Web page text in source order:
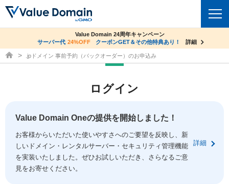
ドメイントップ
ドメイン移管
ドメイン価格一覧
ドメイン一括検索
コアサーバー
バリューサーバー
XREA
セキュリティトップ
Value Domain ネットde診断
SSL証明書
サービストップ
お得意様割引
facebook
co.jpドメイン✕コアサーバーV2ビジネス応援キャンペーン
サーバー料金1年間無料
詳細
Value Domain 24周年キャンペーン
サーバー代 24%OFF クーポンGET＆その他特典あり！ 詳細
ドメイン取得ならバリュードメイン
.jpドメイン 事前予約（バックオーダー）のお申込み
ログイン
Value Domain Oneの提供を開始しました！
お客様からいただいた使いやすさへのご要望を反映し、新
しいドメイン・レンタルサーバー・セキュリティ管理機能
を実装いたしました。ぜひお試しいただき、さらなるご意
見をお寄せください。
詳細